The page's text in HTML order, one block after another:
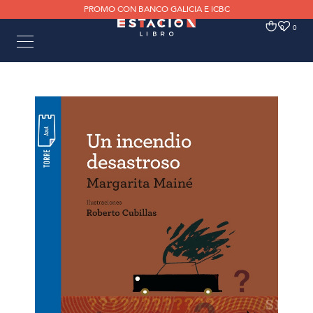
PROMO CON BANCO GALICIA E ICBC
0 0